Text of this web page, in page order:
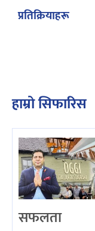
प्रतिक्रियाहरू
हाम्रो सिफारिस
सफलता